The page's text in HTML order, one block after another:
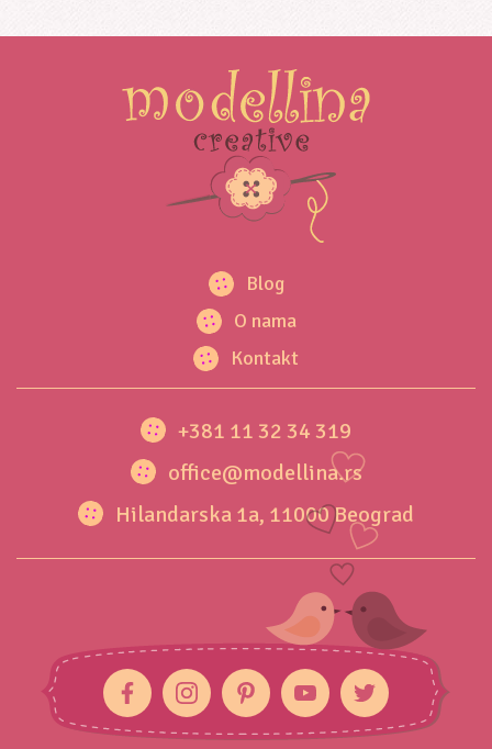
Blog
O nama
Kontakt
+381 11 32 34 319
office@modellina.rs
Hilandarska 1a, 11000 Beograd